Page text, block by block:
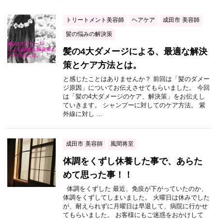
トリートメント美容師 ヘアケア 成田市 美容師
髪の悩みの解決策
髪の4大ダメージによる、最適な解決
策とケア方法とは。
と感じたことはありませんか？ 前回は「髪のダメー
ジ原因」についてお伝えさせてもらいました。 今回
は「髪の4大ダメージのケア、解決策」をお伝えし
ていきます。 シャンプーに対してのケア方法。 紫
外線に対し ...
成田市 美容師 風間将至
体調をくずし休養した事で、あらた
めて思った事！！
体調をくずした 最近、免疫が下がっていたのか、
体調をくずしてしまいました。 火曜日は休みでした
が、耐えられずに月曜日は早退して、病院に行かせ
てもらいました。 お客様にもご迷惑をおかけして